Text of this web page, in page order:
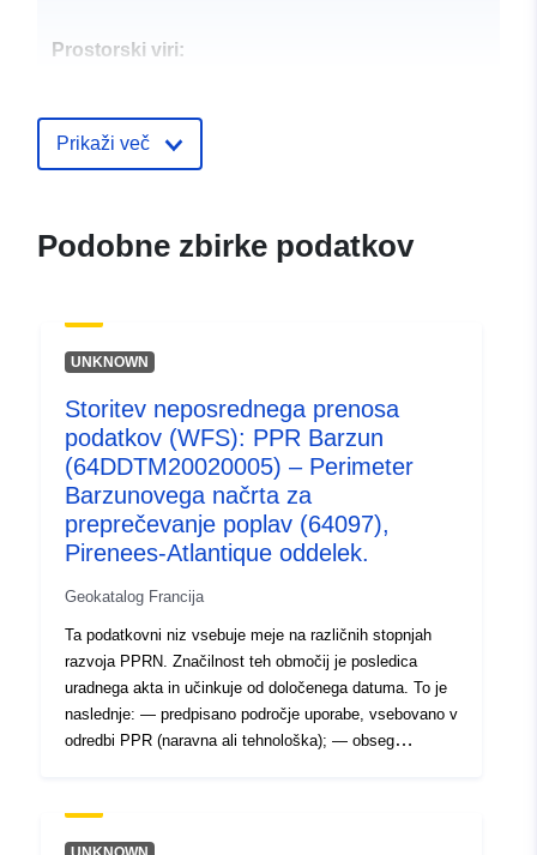
Prostorski viri:
81884b26aa14
Tip:
Vir:
http://inspire.ec.europa.eu/
codelist/ResourceType/services
Prikaži več
Podobne zbirke podatkov
UNKNOWN
Storitev neposrednega prenosa
podatkov (WFS): PPR Barzun
(64DDTM20020005) – Perimeter
Barzunovega načrta za
preprečevanje poplav (64097),
Pirenees-Atlantique oddelek.
Geokatalog Francija
Ta podatkovni niz vsebuje meje na različnih stopnjah
razvoja PPRN. Značilnost teh območij je posledica
uradnega akta in učinkuje od določenega datuma. To je
naslednje: — predpisano področje uporabe, vsebovano v
odredbi PPR (naravna ali tehnološka); — obseg
PPRN in PM3 za PPRT); — obseg študije, ki ustreza
ovojnici, v kateri so bile proučene nevarnosti.